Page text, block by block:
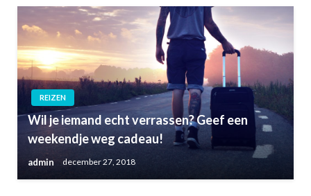
REIZEN
Wil je iemand echt verrassen? Geef een
weekendje weg cadeau!
admin december 27, 2018